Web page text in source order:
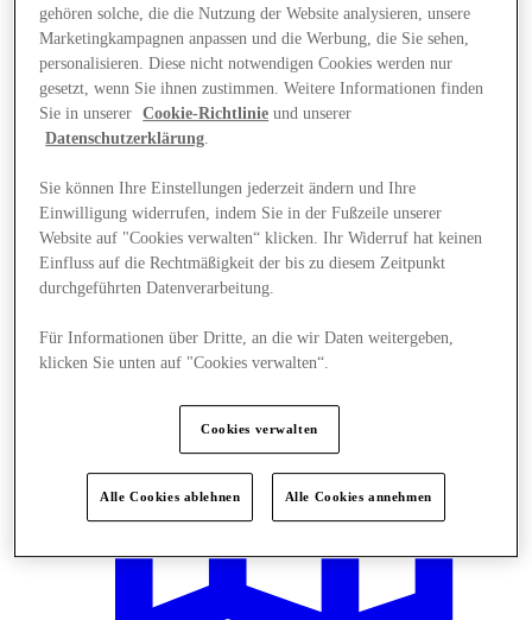
Angebote
gehören solche, die die Nutzung der Website analysieren, unsere
Marketingkampagnen anpassen und die Werbung, die Sie sehen,
personalisieren. Diese nicht notwendigen Cookies werden nur
gesetzt, wenn Sie ihnen zustimmen. Weitere Informationen finden
Sie in unserer
Cookie-Richtlinie und unserer
Datenschutzerklärung.
Sie können Ihre Einstellungen jederzeit ändern und Ihre
Einwilligung widerrufen, indem Sie in der Fußzeile unserer
Website auf "Cookies verwalten“ klicken. Ihr Widerruf hat keinen
Einfluss auf die Rechtmäßigkeit der bis zu diesem Zeitpunkt
durchgeführten Datenverarbeitung.
Für Informationen über Dritte, an die wir Daten weitergeben,
klicken Sie unten auf "Cookies verwalten“.
Cookies verwalten
Alle Cookies ablehnen Alle Cookies annehmen